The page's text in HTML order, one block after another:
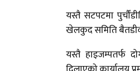
यस्तै सटपटमा
खेलकुद समिति
यस्तै हाइजम्पतर्फ